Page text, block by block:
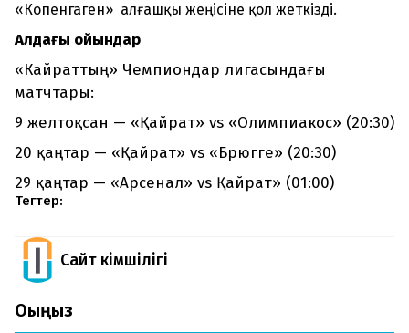
«Копенгаген» алғашқы жеңісіне қол жеткізді.
Алдағы ойындар
«Кайраттың» Чемпиондар лигасындағы
матчтары:
9 желтоқсан — «Қайрат» vs «Олимпиакос» (20:30)
20 қаңтар — «Қайрат» vs «Брюгге» (20:30)
29 қаңтар — «Арсенал» vs Қайрат» (01:00)
Тегтер:
Сайт Әкімшілігі
Оқыңыз